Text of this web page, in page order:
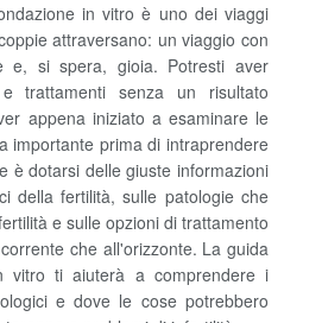
in vitro è uno dei viaggi
attraversano: un viaggio con
e, si spera, gioia. Potresti aver
trattamenti senza un risultato
appena iniziato a esaminare le
importante prima di intraprendere
è dotarsi delle giuste informazioni
della fertilità, sulle patologie che
e sulle opzioni di trattamento
che all'orizzonte. La guida
vitro ti aiuterà a comprendere i
e dove le cose potrebbero